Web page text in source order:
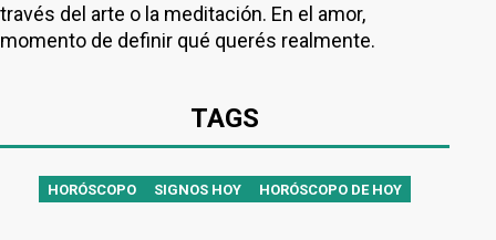
través del arte o la meditación. En el amor,
momento de definir qué querés realmente.
TAGS
HORÓSCOPO SIGNOS HOY HORÓSCOPO DE HOY